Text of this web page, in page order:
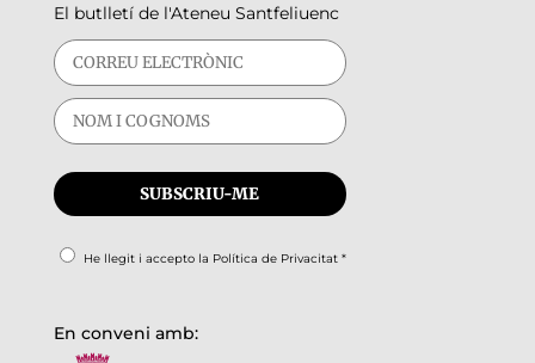
El butlletí de l'Ateneu Santfeliuenc
He llegit i accepto la Política de Privacitat*
En conveni amb: